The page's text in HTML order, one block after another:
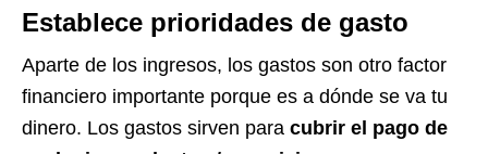
Establece prioridades de gasto
Aparte de los ingresos, los gastos son otro factor
financiero importante porque es a dónde se va tu
dinero. Los gastos sirven para cubrir el pago de